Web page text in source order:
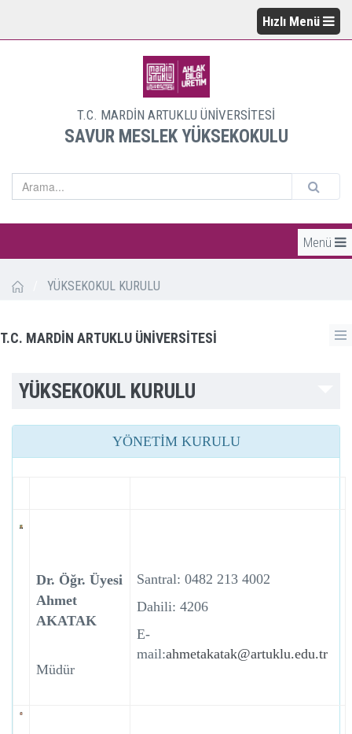
Hızlı Menü
T.C. MARDİN ARTUKLU ÜNİVERSİTESİ
SAVUR MESLEK YÜKSEKOKULU
Menü
YÜKSEKOKUL KURULU
T.C. MARDİN ARTUKLU ÜNİVERSİTESİ
YÜKSEKOKUL KURULU
YÖNETİM KURULU
Dr. Öğr. Üyesi
Ahmet
AKATAK
Müdür
Santral: 0482 213 4002
Dahili: 4206
E-
mail:ahmetakatak@artuklu.edu.tr